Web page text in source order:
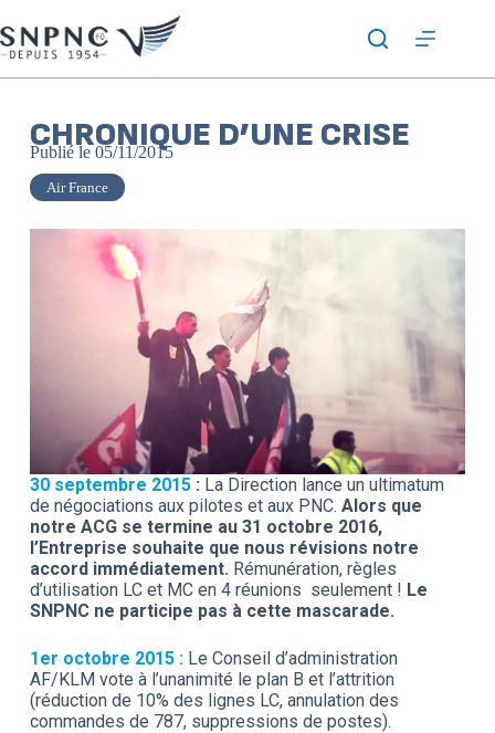
CHRONIQUE D’UNE CRISE
Publié le 05/11/2015
Air France
30 septembre 2015: La Direction lance un ultimatum
de négociations aux pilotes et aux PNC. Alors que
notre ACG se termine au 31 octobre 2016,
l’Entreprise souhaite que nous révisions notre
accord immédiatement. Rémunération, règles
d’utilisation LC et MC en 4 réunions seulement ! Le
SNPNC ne participe pas à cette mascarade.
1er octobre 2015 :Le Conseil d’administration
AF/KLM vote à l’unanimité le plan B et l’attrition
(réduction de 10% des lignes LC, annulation des
commandes de 787, suppressions de postes).